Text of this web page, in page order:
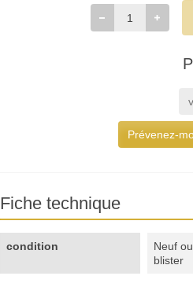
Prévenez-
Fiche technique
condition
Neuf
blister